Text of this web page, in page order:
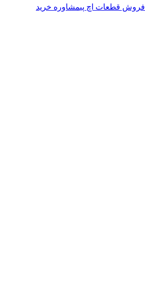
فروش قطعات اچ پیمشاوره خرید